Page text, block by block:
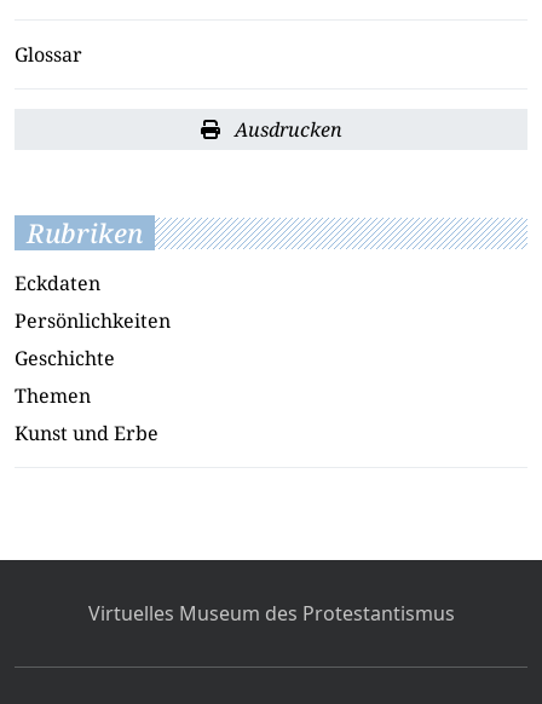
Glossar
Ausdrucken
Rubriken
Eckdaten
Persönlichkeiten
Geschichte
Themen
Kunst und Erbe
Virtuelles Museum des Protestantismus